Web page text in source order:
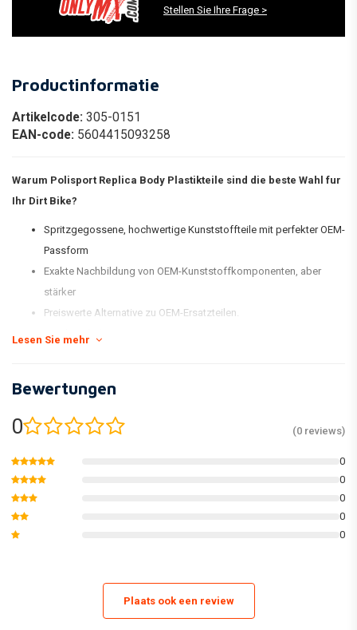
Stellen Sie Ihre Frage >
Productinformatie
Artikelcode: 305-0151
EAN-code: 5604415093258
Warum Polisport Replica Body Plastikteile sind die beste Wahl fur
Ihr Dirt Bike?
Spritzgegossene, hochwertige Kunststoffteile mit perfekter OEM-
Passform
Exakte Nachbildung von OEM-Kunststoffkomponenten, aber
stärker
Preiswerte Alternative zu OEM-Ersatzteilen.
Stock Farbübereinstimmung
Halte die Farbe besser
Verpackt in einer neuen und umbenannten Kit-Box und einzeln
verpackt.
*Das serienmäßige MX Replica Plastic Kit von Polisport umfasst einen
vorderen Kotflügel, einen hinteren Kotflügel, ein Nummernschild,
(Dies kann von Modell zu Modell variieren, sehen Sie sich die
Lesen Sie mehr
Bewertungen
0 (0 reviews)
0
0
0
0
0
Plaats ook een review